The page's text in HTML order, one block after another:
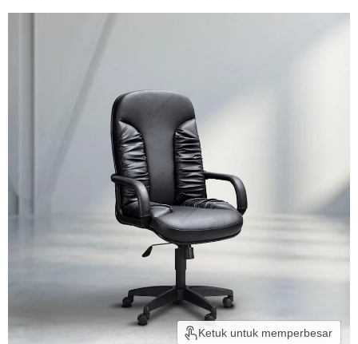
Ketuk untuk memperbesar